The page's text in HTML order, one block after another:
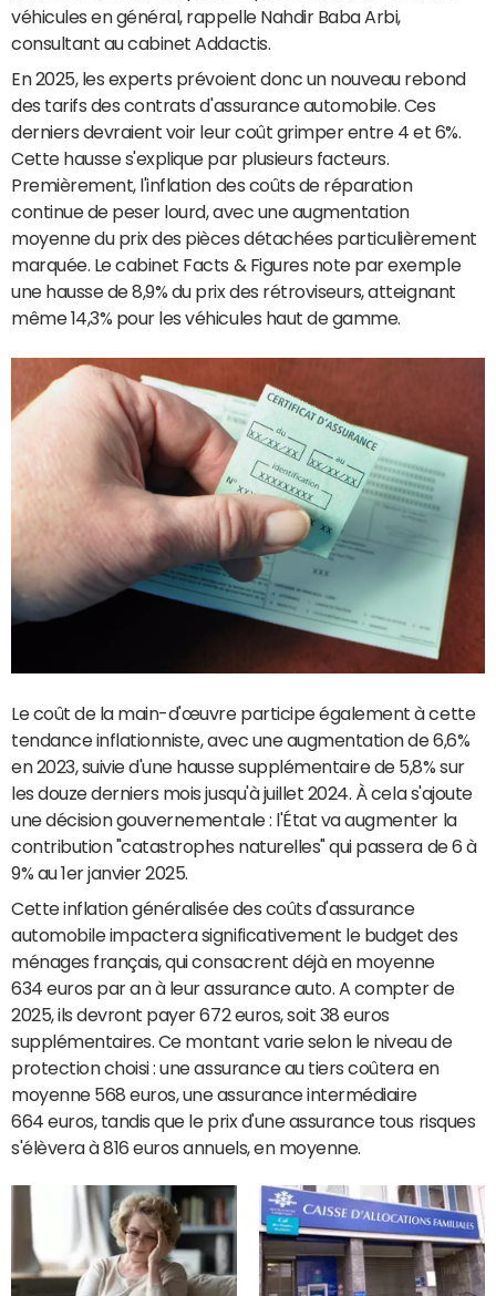
véhicules en général, rappelle Nahdir Baba Arbi,
consultant au cabinet Addactis.
En 2025, les experts prévoient donc un nouveau rebond
des tarifs des contrats d'assurance automobile. Ces
derniers devraient voir leur coût grimper entre 4 et 6%.
Cette hausse s'explique par plusieurs facteurs.
Premièrement, l'inflation des coûts de réparation
continue de peser lourd, avec une augmentation
moyenne du prix des pièces détachées particulièrement
marquée. Le cabinet Facts & Figures note par exemple
une hausse de 8,9% du prix des rétroviseurs, atteignant
même 14,3% pour les véhicules haut de gamme.
Le coût de la main-d'œuvre participe également à cette
tendance inflationniste, avec une augmentation de 6,6%
en 2023, suivie d'une hausse supplémentaire de 5,8% sur
les douze derniers mois jusqu'à juillet 2024. À cela s'ajoute
une décision gouvernementale : l'État va augmenter la
contribution "catastrophes naturelles" qui passera de 6 à
9% au 1er janvier 2025.
Cette inflation généralisée des coûts d'assurance
automobile impactera significativement le budget des
ménages français, qui consacrent déjà en moyenne
634 euros par an à leur assurance auto. A compter de
2025, ils devront payer 672 euros, soit 38 euros
supplémentaires. Ce montant varie selon le niveau de
protection choisi : une assurance au tiers coûtera en
moyenne 568 euros, une assurance intermédiaire
664 euros, tandis que le prix d'une assurance tous risques
s'élèvera à 816 euros annuels, en moyenne.